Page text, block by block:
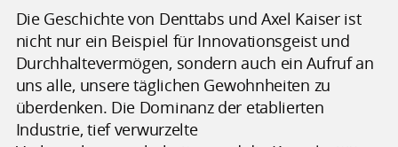
Die Geschichte von Denttabs und Axel Kaiser ist
nicht nur ein Beispiel für Innovationsgeist und
Durchhaltevermögen, sondern auch ein Aufruf an
uns alle, unsere täglichen Gewohnheiten zu
überdenken. Die Dominanz der etablierten
Industrie, tief verwurzelte